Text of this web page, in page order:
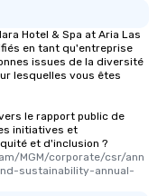
Hotel & Spa at Aria Las
en tant qu'entreprise
issues de la diversité
lesquelles vous êtes
le rapport public de
initiatives et
et d'inclusion ?
MGM/corporate/csr/ann
sustainability-annual-